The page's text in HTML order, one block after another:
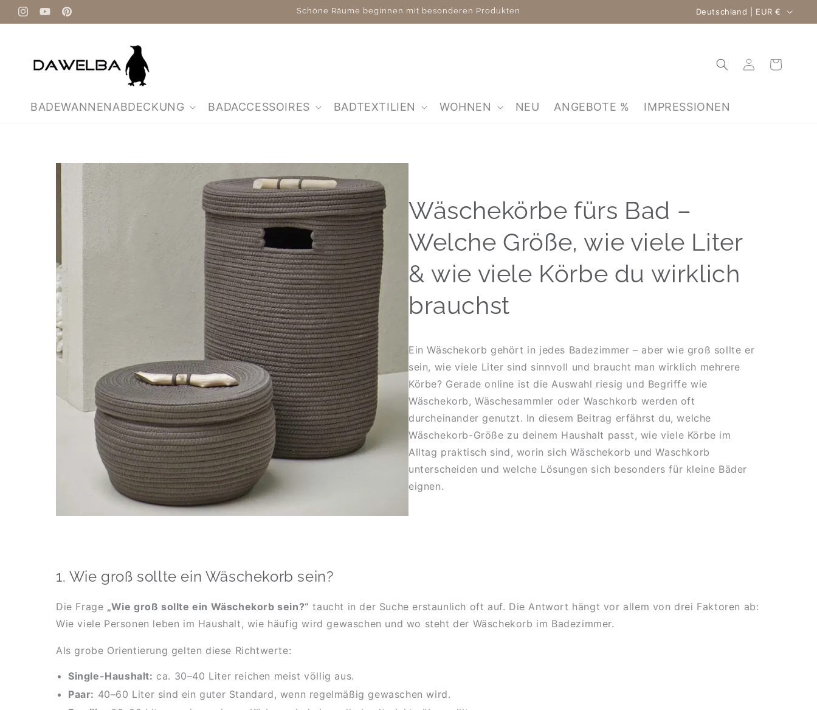
zum
Inhalt
InstagramYouTubePinterest
Schöne Räume beginnen mit besonderen Produkten Land/Region Deutschland | EUR €
BADEWANNENABDECKUNG BADACCESSOIRES BADTEXTILIEN WOHNEN NEU ANGEBOTE % IMPRESSIONEN
EinloggenWarenkorb
Wäschekörbe fürs Bad –
Welche Größe, wie viele Liter
& wie viele Körbe du wirklich
brauchst
Ein Wäschekorb gehört in jedes Badezimmer – aber wie groß sollte er
sein, wie viele Liter sind sinnvoll und braucht man wirklich mehrere
Körbe? Gerade online ist die Auswahl riesig und Begriffe wie
Wäschekorb, Wäschesammler oder Waschkorb werden oft
durcheinander genutzt. In diesem Beitrag erfährst du, welche
Wäschekorb-Größe zu deinem Haushalt passt, wie viele Körbe im
Alltag praktisch sind, worin sich Wäschekorb und Waschkorb
unterscheiden und welche Lösungen sich besonders für kleine Bäder
eignen.
1. Wie groß sollte ein Wäschekorb sein?
Die Frage „Wie groß sollte ein Wäschekorb sein?“ taucht in der Suche erstaunlich oft auf. Die Antwort hängt vor allem von drei Faktoren ab:
Wie viele Personen leben im Haushalt, wie häufig wird gewaschen und wo steht der Wäschekorb im Badezimmer.
Als grobe Orientierung gelten diese Richtwerte:
Single-Haushalt: ca. 30–40 Liter reichen meist völlig aus.
Paar: 40–60 Liter sind ein guter Standard, wenn regelmäßig gewaschen wird.